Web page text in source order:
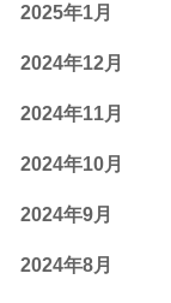
2025年1月
2024年12月
2024年11月
2024年10月
2024年9月
2024年8月